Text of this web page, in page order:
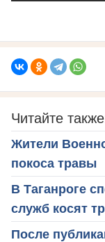
Читайте
Жители
покоса травы
В Таганроге
служб косят
После